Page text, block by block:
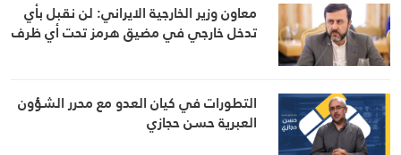
معاون وزير الخارجية الايراني: لن نقبل بأي
تدخل خارجي في مضيق هرمز تحت أي ظرف
التطورات في كيان العدو مع محرر الشؤون
العبرية حسن حجازي